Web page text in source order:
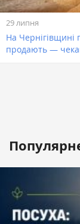
29 липня
На Чернігівщині
продають —